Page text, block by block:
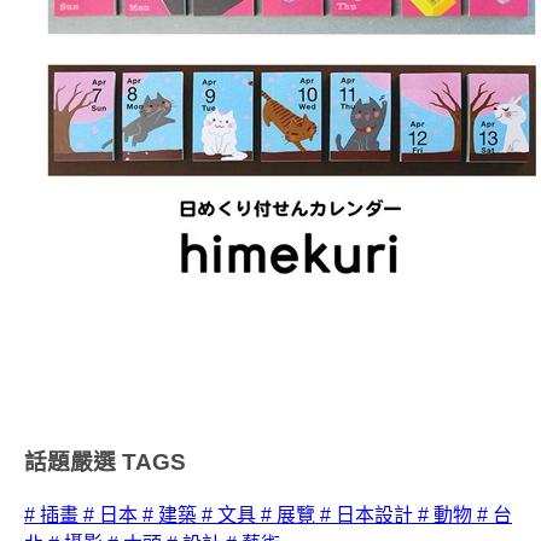
話題嚴選 TAGS
# 插畫 # 日本 # 建築 # 文具 # 展覽 # 日本設計 # 動物 # 台